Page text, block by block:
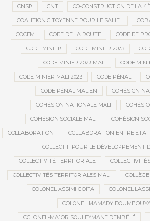
CNSP CNT CO-CONSTRUCTION DE LA
COALITION CITOYENNE POUR LE SAHEL
COCEM CODE DE LA ROUTE CODE DE
CODE MINIER CODE MINIER 2023
CODE MINIER 2023 MALI CODE
CODE MINIER MALI 2023 CODE PÉNAL
CODE PÉNAL MALIEN COHÉSION
COHÉSION NATIONALE MALI
COHÉSION SOCIALE MALI COHÉSION
COLLABORATION COLLABORATION ENTRE
COLLECTIF POUR LE DÉVELOPPEMENT
COLLECTIVITÉ TERRITORIALE
COLLECTIVITÉS TERRITORIALES MALI
COLONEL ASSIMI GOÏTA COLONEL
COLONEL MAMADY
COLONEL-MAJOR SOULEYMANE DEMBÉLÉ